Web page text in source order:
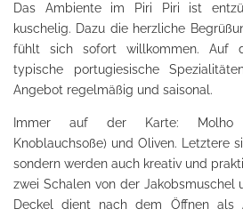
Das Ambiente im Piri Piri ist
kuschelig. Dazu die herzliche
fühlt sich sofort willkommen. Auf
typische portugiesische
Angebot regelmäßig und saisonal.
Immer auf der Karte: Molho
Knoblauchsoße) und Oliven. Letztere
sondern werden auch kreativ und
zwei Schalen von der Jakobsmuschel
Deckel dient nach dem Öffnen als